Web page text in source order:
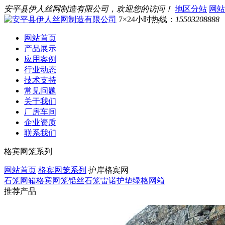
安平县伊人丝网制造有限公司，欢迎您的访问！ 地区分站 网
7×24小时热线： 15503208888
网站首页
产品展示
应用案例
行业动态
技术支持
常见问题
关于我们
厂房车间
企业资质
联系我们
格宾网笼系列
网站首页 格宾网笼系列 护岸格宾网
石笼网箱格宾网笼铅丝石笼雷诺护垫绿格网箱
推荐产品